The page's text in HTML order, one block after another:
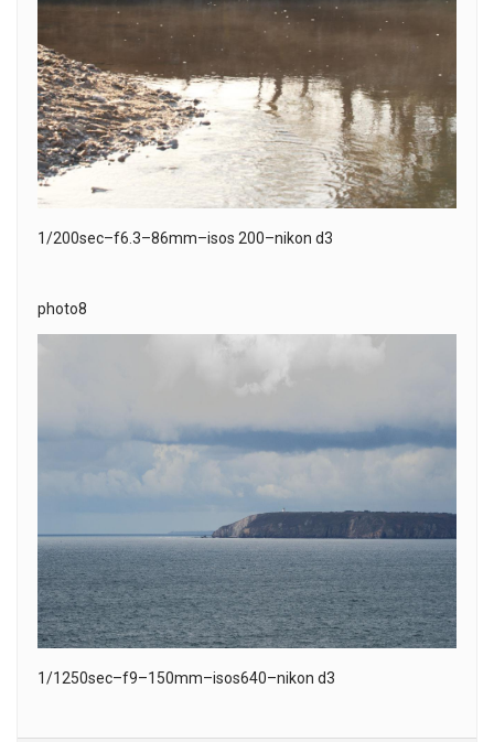
1/200sec–f6.3–86mm–isos 200–nikon d3
photo8
1/1250sec–f9–150mm–isos640–nikon d3